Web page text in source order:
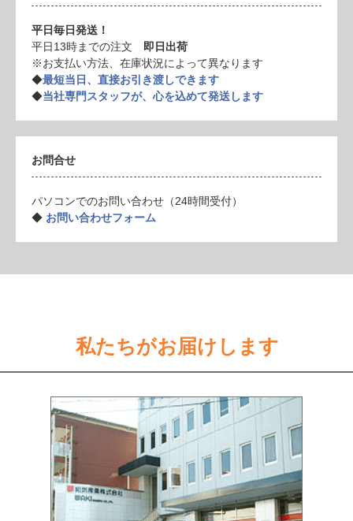
平日毎日発送！
平日13時までの注文 即日出荷
※お支払い方法、在庫状況によって異なります
◆最短当日、直接お引き渡しできます
◆当社専門スタッフが、心を込めて発送します
お問合せ
パソコンでのお問い合わせ（24時間受付）
◆ お問い合わせフォーム
私たちがお届けします